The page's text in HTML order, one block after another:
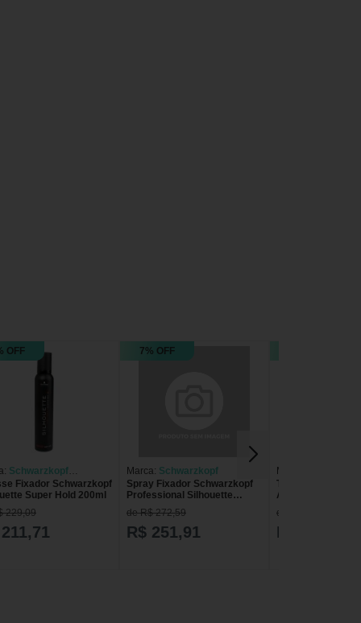
OFF
Schwarzkopf
Fixador Schwarzkopf
Super Hold 200ml
229,09
7% OFF
Marca: Schwarzkopf
Spray Fixador Schwarzkopf
Professional Silhouette
Flexível 500 ml 500 ml
de R$ 272,59
R$ 251,91
Marca:
Tintura Igora
Azulado
de R$ 43,49
R$ 40,19